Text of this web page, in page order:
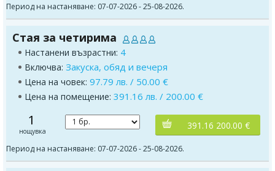
Период на настаняване: 07-07-2026 - 25-08-2026.
Стая за четирима
Настанени възрастни: 4
Включва: Закуска, обяд и вечеря
Цена на човек: 97.79 лв. / 50.00 €
Цена на помещение: 391.16 лв. / 200.00 €
1
нощувка
391.16 200.00 €
Период на настаняване: 07-07-2026 - 25-08-2026.